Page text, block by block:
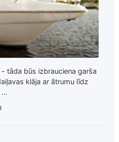
tāda būs izbrauciena garša
klāja ar ātrumu līdz